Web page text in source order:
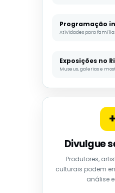
Programação
Atividades para
Exposições no
Museus, galerias e
+
Divulgue
Produtores,
culturais podem
análise